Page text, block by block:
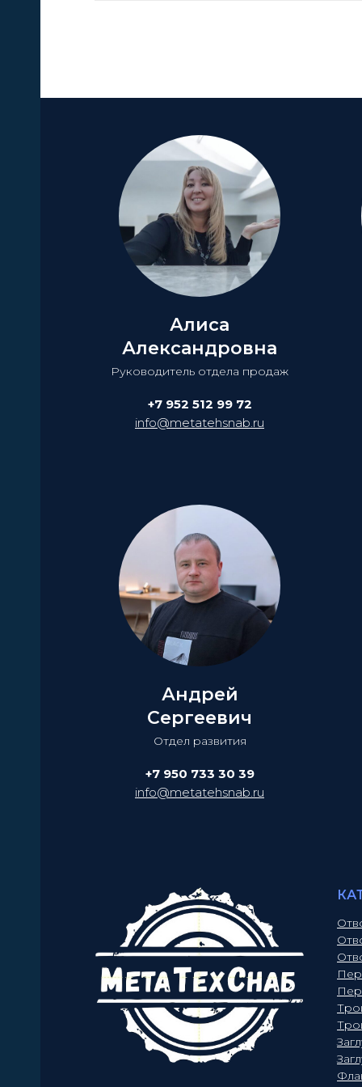
Алиса
Александровна
Руководитель отдела продаж
+7 952 512 99 72
info@metatehsnab.ru
Андрей
Сергеевич
Отдел развития
+7 950 733 30 39
info@metatehsnab.ru